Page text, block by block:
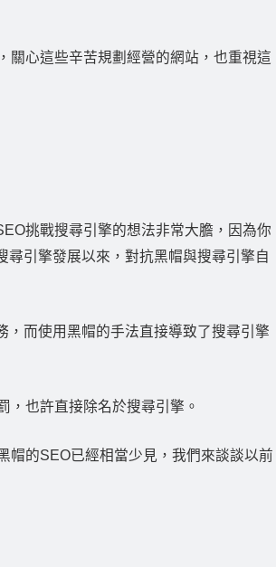
關心這些辛苦規劃經營的網站，也重視這
挑戰搜尋引擎的想法非常大膽，因為你
引擎發展以來，對抗黑帽與搜尋引擎自
而使用黑帽的手法直接導致了搜尋引擎
，也許直接除名於搜尋引擎。
帽的SEO已經相當少見，我們來談談以前